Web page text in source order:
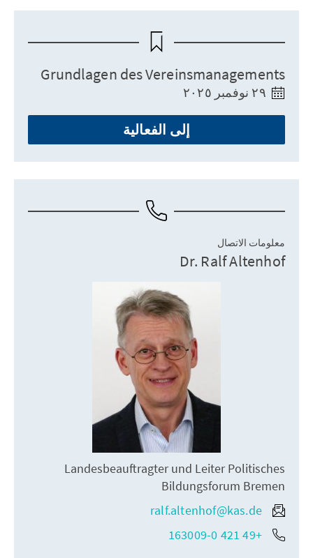
Grundlagen des Vereinsmanagements
إلى الفعالية
معلومات الاتصال
Dr. Ralf Altenhof
Landesbeauftragter und Leiter Politisches
Bildungsforum Bremen
ralf.altenhof@kas.de
+49 421 163009-0